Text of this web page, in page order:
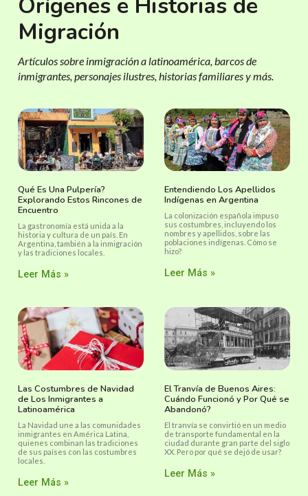
Migración
Artículos sobre inmigración a latinoamérica, barcos de
inmigrantes, personajes ilustres, historias familiares y más.
Qué Es Una Pulpería?
Explorando Estos Rincones de
Encuentro
La gastronomía está unida a la
historia y cultura de un país. En
Argentina, también a la inmigración
y las tradiciones locales.
Leer Más »
Entendiendo Los Apellidos
Indígenas en Argentina
La colonización española impuso
sus costumbres, incluyendo los
nombres y apellidos, sobre las
poblaciones indígenas. Cómo se
hizo?
Leer Más »
Las Costumbres de Navidad
de Los Inmigrantes a
Latinoamérica
La Navidad une a las comunidades
inmigrantes en América Latina,
quienes combinan las tradiciones
de sus países con las costumbres
locales.
Leer Más »
El Tranvía de Buenos Aires:
Cuándo Funcionó y Por Qué se
Abandonó?
El tranvía se convirtió en un medio
de transporte fundamental en la
ciudad durante gran parte del siglo
XX. Pero por qué se dejó de usar?
Leer Más »